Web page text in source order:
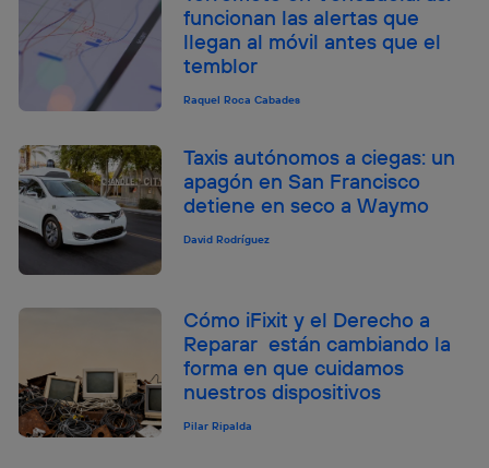
funcionan las alertas que
llegan al móvil antes que el
temblor
Raquel Roca Cabades
Taxis autónomos a ciegas: un
apagón en San Francisco
detiene en seco a Waymo
David Rodríguez
Cómo iFixit y el Derecho a
Reparar están cambiando la
forma en que cuidamos
nuestros dispositivos
Pilar Ripalda